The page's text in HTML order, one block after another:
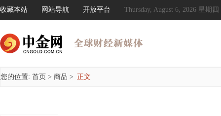
收藏本站 网站导航 开放平台 Thursday, August 6, 2026 星期四
您的位置: 首页 > 商品 > 正文